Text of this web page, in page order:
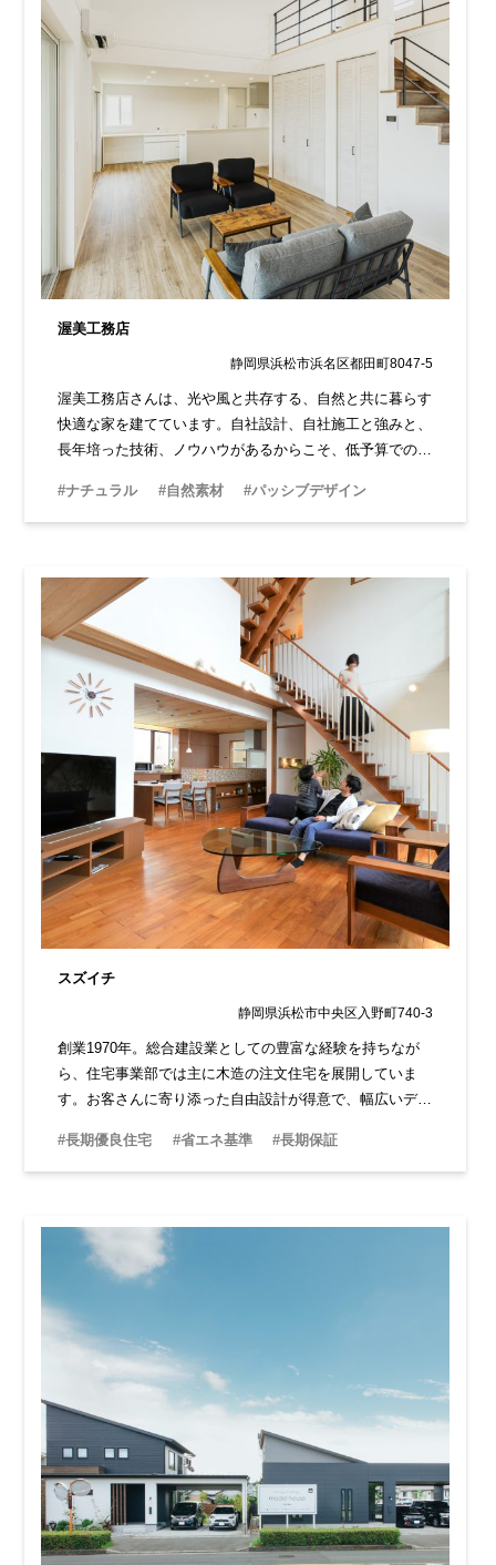
渥美工務店
静岡県浜松市浜名区都田町8047-5
渥美工務店さんは、光や風と共存する、自然と共に暮らす
快適な家を建てています。自社設計、自社施工と強みと、
長年培った技術、ノウハウがあるからこそ、低予算での注
#ナチュラル #自然素材 #パッシブデザイン
スズイチ
静岡県浜松市中央区入野町740-3
創業1970年。総合建設業としての豊富な経験を持ちなが
ら、住宅事業部では主に木造の注文住宅を展開していま
す。お客さんに寄り添った自由設計が得意で、幅広いデザ
ことでも相談できる安心感があります。
#長期優良住宅 #省エネ基準 #長期保証